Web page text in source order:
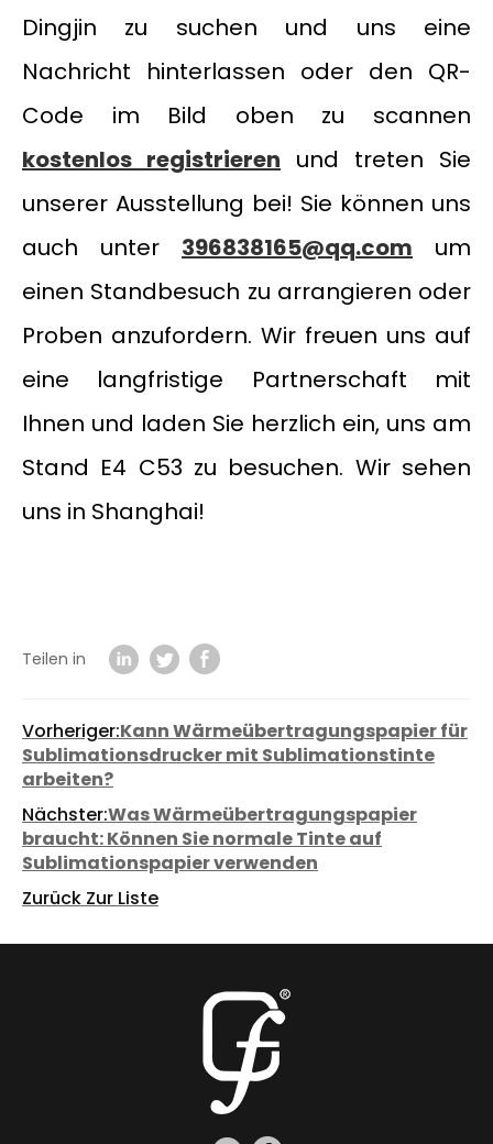
Dingjin zu suchen und uns eine
Nachricht hinterlassen oder den QR-
Code im Bild oben zu scannen
kostenlos registrieren und treten Sie
unserer Ausstellung bei! Sie können uns
auch unter 396838165@qq.com um
einen Standbesuch zu arrangieren oder
Proben anzufordern. Wir freuen uns auf
eine langfristige Partnerschaft mit
Ihnen und laden Sie herzlich ein, uns am
Stand E4 C53 zu besuchen. Wir sehen
uns in Shanghai!
Teilen in
Vorheriger:Kann Wärmeübertragungspapier für
Sublimationsdrucker mit Sublimationstinte
arbeiten?
Nächster:Was Wärmeübertragungspapier
braucht: Können Sie normale Tinte auf
Sublimationspapier verwenden
Zurück Zur Liste